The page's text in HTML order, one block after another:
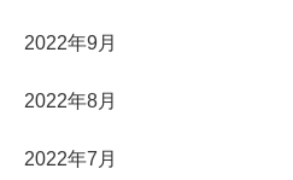
2022年9月
2022年8月
2022年7月